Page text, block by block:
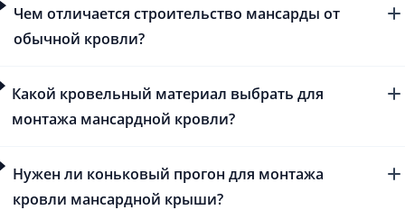
Чем отличается строительство мансарды от
обычной кровли?
Какой кровельный материал выбрать для
монтажа мансардной кровли?
Нужен ли коньковый прогон для монтажа
кровли мансардной крыши?